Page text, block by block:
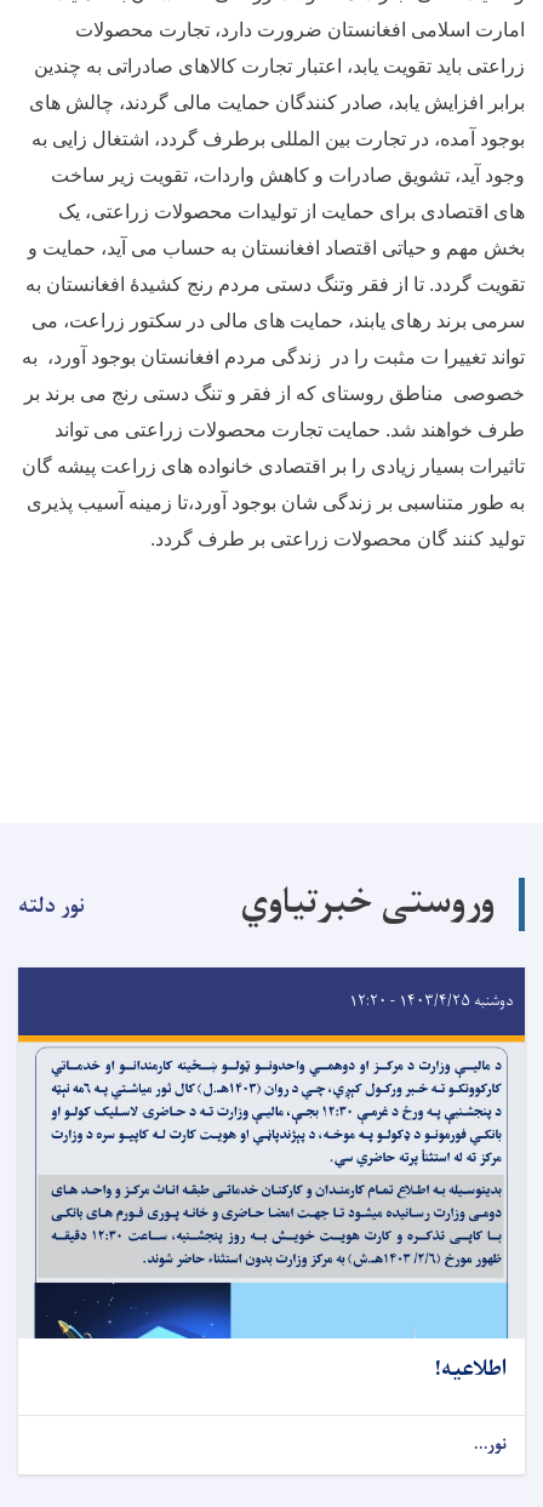
امارت اسلامی افغانستان ضرورت دارد، تجارت محصولات
زراعتی باید تقویت یابد، اعتبار تجارت کالاهای صادراتی به چندین
برابر افزایش یابد، صادر کنندگان حمایت مالی گردند، چالش های
بوجود آمده، در تجارت بین المللی برطرف گردد، اشتغال زایی به
وجود آید، تشویق صادرات و کاهش واردات، تقویت زیر ساخت
های اقتصادی برای حمایت از تولیدات محصولات زراعتی، یک
بخش مهم و حیاتی اقتصاد افغانستان به حساب می آید، حمایت و
تقویت گردد. تا از فقر وتنگ دستی مردم رنج کشیدۀ افغانستان به
سرمی برند رهای یابند، حمایت های مالی در سکتور زراعت، می
تواند تغییرا ت مثبت را در زندگی مردم افغانستان بوجود آورد، به
خصوصی مناطق روستای که از فقر و تنگ دستی رنج می برند بر
طرف خواهند شد. حمایت تجارت محصولات زراعتی می تواند
تاثیرات بسیار زیادی را بر اقتصادی خانواده های زراعت پیشه گان
به طور متناسبی بر زندگی شان بوجود آورد،تا زمینه آسیب پذیری
تولید کنند گان محصولات زراعتی بر طرف گردد.
وروستی خبرتیاوي نور دلته
دوشنبه ۱۴۰۳/۴/۲۵ - ۱۲:۲۰
اطلاعیه!
نور...